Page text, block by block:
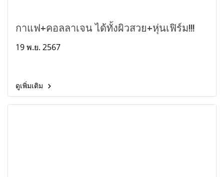
กาแฟ+คอลลาเจน ได้ทั้งผิวสวย+หุ่นเฟิร์ม!!!
19 พ.ย. 2567
ดูเพิ่มเติม